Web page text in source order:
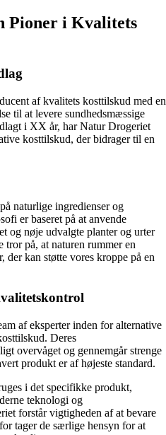
Pioner i Kvalitets
af kvalitets kosttilskud med en
til at levere sundhedsmæssige
i XX år, har Natur Drogeriet
kosttilskud, der bidrager til en
naturlige ingredienser og
er baseret på at anvende
og nøje udvalgte planter og urter
tror på, at naturen rummer en
der kan støtte vores kroppe på en
af eksperter inden for alternative
Deres
overvåget og gennemgår strenge
produkt er af højeste standard.
i det specifikke produkt,
teknologi og
forstår vigtigheden af ​​at bevare
tager de særlige hensyn for at